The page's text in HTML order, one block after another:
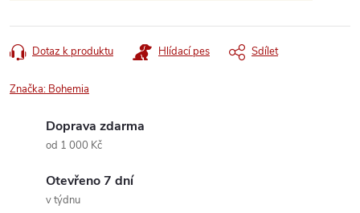
Dotaz k produktu Hlídací pes Sdílet
Značka: Bohemia
Doprava zdarma
od 1 000 Kč
Otevřeno 7 dní
v týdnu